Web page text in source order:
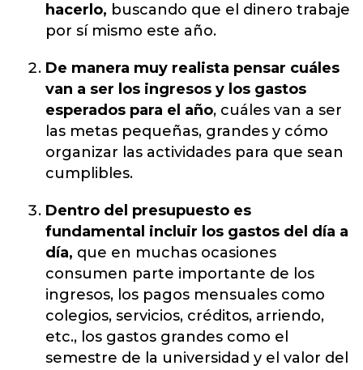
hacerlo, buscando que el dinero trabaje
por sí mismo este año.
De manera muy realista pensar cuáles
van a ser los ingresos y los gastos
esperados para el año, cuáles van a ser
las metas pequeñas, grandes y cómo
organizar las actividades para que sean
cumplibles.
Dentro del presupuesto es
fundamental incluir los gastos del día a
día, que en muchas ocasiones
consumen parte importante de los
ingresos, los pagos mensuales como
colegios, servicios, créditos, arriendo,
etc., los gastos grandes como el
semestre de la universidad y el valor del